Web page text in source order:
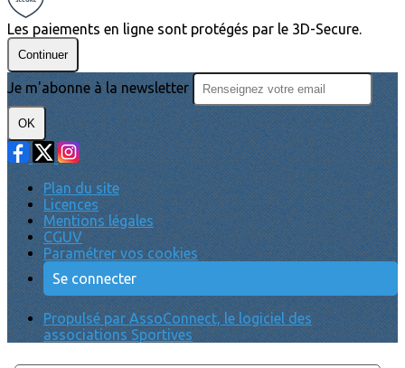
Les paiements en ligne sont protégés par le 3D-Secure.
Continuer
Je m'abonne à la newsletter
OK
Plan du site
Licences
Mentions légales
CGUV
Paramétrer vos cookies
Se connecter
Propulsé par AssoConnect, le logiciel des
associations Sportives